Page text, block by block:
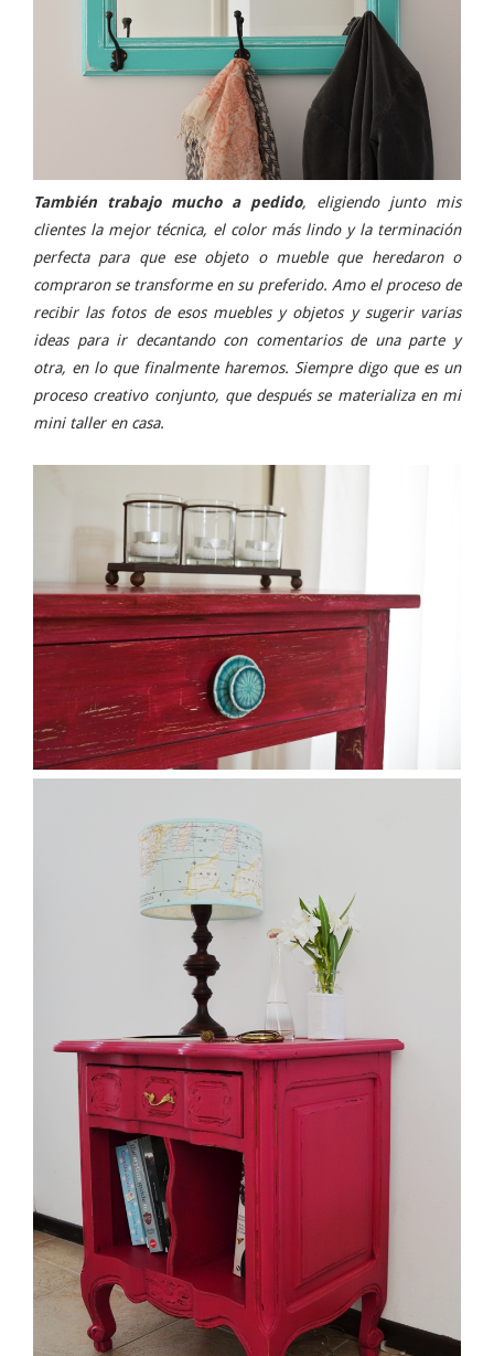
También trabajo mucho a pedido, eligiendo junto mis
clientes la mejor técnica, el color más lindo y la terminación
perfecta para que ese objeto o mueble que heredaron o
compraron se transforme en su preferido. Amo el proceso de
recibir las fotos de esos muebles y objetos y sugerir varias
ideas para ir decantando con comentarios de una parte y
otra, en lo que finalmente haremos. Siempre digo que es un
proceso creativo conjunto, que después se materializa en mi
mini taller en casa.